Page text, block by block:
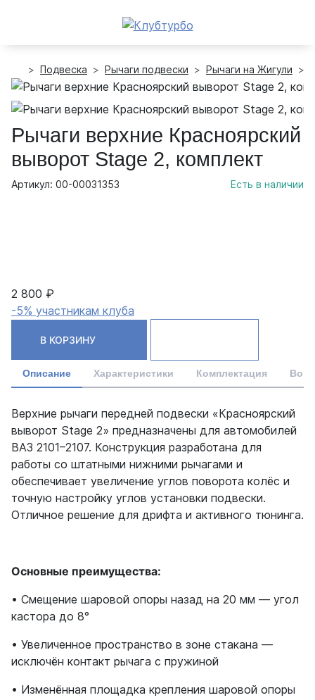
Подвеска Рычаги подвески Рычаги на Жигули
Рычаги верхние Красноярский
выворот Stage 2, комплект
Артикул: 00-00031353 Есть в наличии
2 800 ₽
-5% участникам клуба
В КОРЗИНУ
Описание Характеристики Комплектация
Верхние рычаги передней подвески «Красноярский
выворот Stage 2» предназначены для автомобилей
ВАЗ 2101–2107. Конструкция разработана для
работы со штатными нижними рычагами и
обеспечивает увеличение углов поворота колёс и
точную настройку углов установки подвески.
Отличное решение для дрифта и активного тюнинга.
Основные преимущества:
• Смещение шаровой опоры назад на 20 мм — угол
кастора до 8°
• Увеличенное пространство в зоне стакана —
исключён контакт рычага с пружиной
• Изменённая площадка крепления шаровой опоры